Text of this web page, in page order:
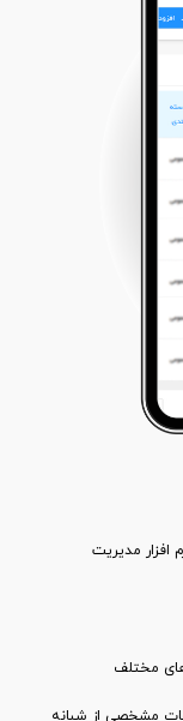
افزار مدیریت
مختلف
مشخصی از شبانه